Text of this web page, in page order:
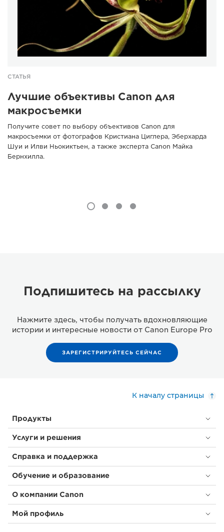
СТАТЬЯ
Лучшие объективы Canon для
макросъемки
Получите совет по выбору объективов Canon для
макросъемки от фотографов Кристиана Циглера, Эберхарда
Шуи и Илви Ньокиктьен, а также эксперта Canon Майка
Бернхилла.
Подпишитесь на рассылку
Нажмите здесь, чтобы получать вдохновляющие
истории и интересные новости от Canon Europe Pro
ЗАРЕГИСТРИРУЙТЕСЬ СЕЙЧАС
К началу страницы
Продукты
Услуги и решения
Справка и поддержка
Обучение и образование
О компании Canon
Мой профиль